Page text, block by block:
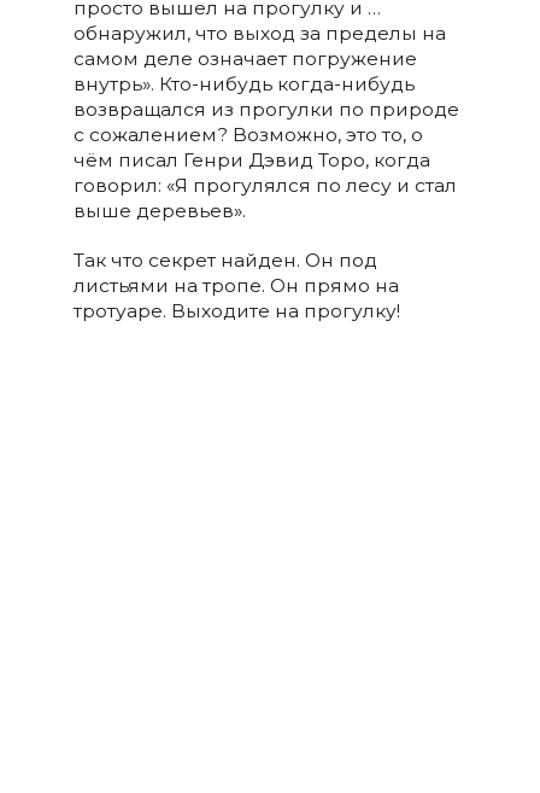
просто вышел на прогулку и …
обнаружил, что выход за пределы на
самом деле означает погружение
внутрь». Кто-нибудь когда-нибудь
возвращался из прогулки по природе
с сожалением? Возможно, это то, о
чём писал Генри Дэвид Торо, когда
говорил: «Я прогулялся по лесу и стал
выше деревьев».
Так что секрет найден. Он под
листьями на тропе. Он прямо на
тротуаре. Выходите на прогулку!